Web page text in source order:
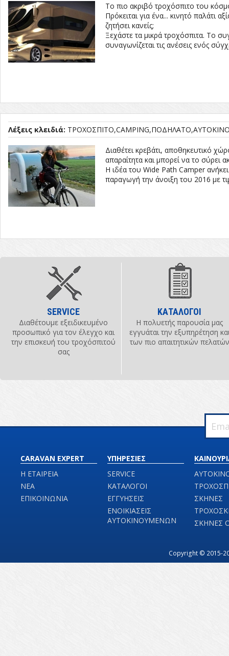
Το πιο ακριβό τροχόσπιτο του
Πρόκειται για ένα... κινητό παλάτι
ζητήσει κανείς;
Ξεχάστε τα μικρά τροχόσπιτα. Το
συναγωνίζεται τις ανέσεις ενός
Λέξεις κλειδιά: ΤΡΟΧΟΣΠΙΤΟ CAMPING ΠΟΔΗΛΑΤΟ
Διαθέτει κρεβάτι, αποθηκευτικό
απαραίτητα και μπορεί να το σύρει
Η ιδέα του Wide Path Camper
παραγωγή την άνοιξη του 2016 με
SERVICE
Διαθέτουμε εξειδικευμένο
προσωπικό για τον έλεγχο και
την επισκευή του τροχόσπιτού
σας
ΚΑΤΑΛΟΓΟΙ
Η πολυετής παρουσία μας
εγγυάται την εξυπηρέτηση
των πιο απαιτητικών πελατών
CARAVAN EXPERT
Η ΕΤΑΙΡΕΙΑ
ΝΕΑ
ΕΠΙΚΟΙΝΩΝΙΑ
ΥΠΗΡΕΣΙΕΣ
SERVICE
ΚΑΤΑΛΟΓΟΙ
ΕΓΓΥΗΣΕΙΣ
ΕΝΟΙΚΙΑΣΕΙΣ
ΑΥΤΟΚΙΝΟΥΜΕΝΩΝ
ΣΚΗΝΕΣ
ΣΚΗΝΕΣ
Copyright © 2015-